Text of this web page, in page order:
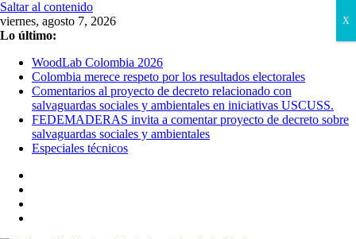
Saltar al contenido
viernes, agosto 7, 2026
Lo último:
WoodLab Colombia 2026
Colombia merece respeto por los resultados electorales
Comentarios al proyecto de decreto relacionado con
salvaguardas sociales y ambientales en iniciativas USCUSS.
FEDEMADERAS invita a comentar proyecto de decreto sobre
salvaguardas sociales y ambientales
Especiales técnicos
X